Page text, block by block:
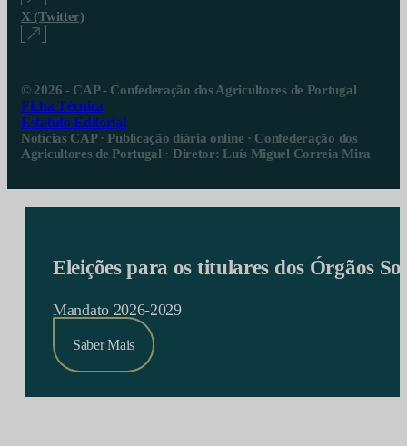
X (Twitter)
© 2026 - CAP - Confederação dos Agricultores de Portugal
Ficha Técnica
Estatuto Editorial
Notícias CAP · Publicação diária online · Confederação dos
Agricultores de Portugal · Diretor: Luís Miguel Correia Mira
Eleições para os titulares dos Órgãos
Mandato 2026-2029
Saber Mais